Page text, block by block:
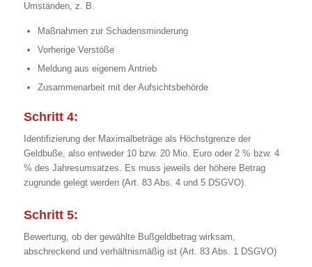
Umständen, z. B.
Maßnahmen zur Schadensminderung
Vorherige Verstöße
Meldung aus eigenem Antrieb
Zusammenarbeit mit der Aufsichtsbehörde
Schritt 4:
Identifizierung der Maximalbeträge als Höchstgrenze der
Geldbuße, also entweder 10 bzw. 20 Mio. Euro oder 2 % bzw. 4
% des Jahresumsatzes. Es muss jeweils der höhere Betrag
zugrunde gelegt werden (Art. 83 Abs. 4 und 5 DSGVO).
Schritt 5:
Bewertung, ob der gewählte Bußgeldbetrag wirksam,
abschreckend und verhältnismäßig ist (Art. 83 Abs. 1 DSGVO)